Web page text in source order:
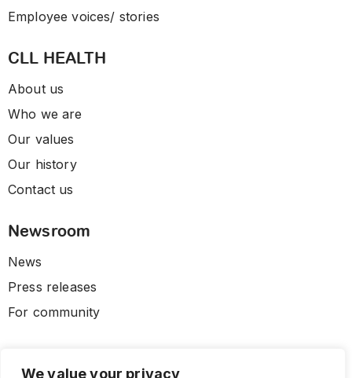
We value your privacy
Employee voices/ stories
CLL HEALTH
About us
Who we are
Our values
Our history
Contact us
Newsroom
News
Press releases
For community